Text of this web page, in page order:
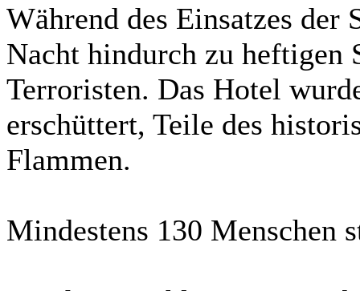
Während des Einsatzes der
Nacht hindurch zu heftigen
Terroristen. Das Hotel
erschüttert, Teile des
Flammen.
Mindestens 130 Menschen